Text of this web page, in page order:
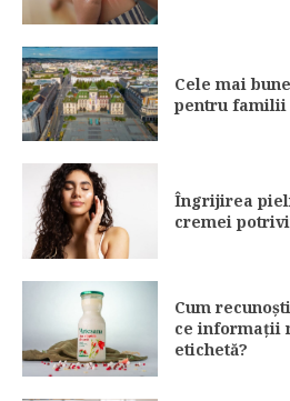
Cele mai
pentru familii
Îngrijirea
cremei
Cum
ce informații
etichetă?